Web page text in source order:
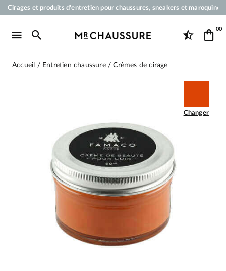
Cirages et produits d'entretien pour chaussures, sneakers et
Paiement en 3x 4x par carte bancaire dès 50 €
00
Accueil Entretien chaussure Crèmes de cirage
Changer